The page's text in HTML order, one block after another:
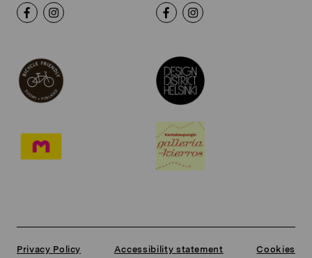
Privacy Policy Accessibility statement Cookies